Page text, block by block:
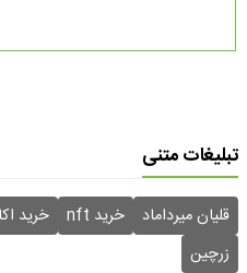
تبلیغات متنی
قلیان میرداماد خرید nft خرید
زرچین